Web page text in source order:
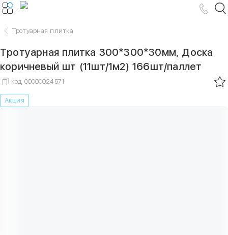
Тротуарная плитка
Тротуарная плитка 300*300*30мм, Доска
коричневый шт (11шт/1м2) 166шт/паллет
код 00000024571
Акция